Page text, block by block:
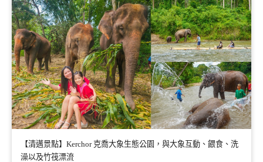
【清邁景點】Kerchor 克喬大象生態公園，與大象互動、餵食、洗
澡以及竹筏漂流